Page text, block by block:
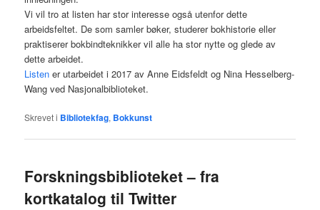
Vi vil tro at listen har stor interesse også utenfor dette
arbeidsfeltet. De som samler bøker, studerer bokhistorie eller
praktiserer bokbindteknikker vil alle ha stor nytte og glede av
dette arbeidet.
Listen er utarbeidet i 2017 av Anne Eidsfeldt og Nina Hesselberg-
Wang ved Nasjonalbiblioteket.
Skrevet i Bibliotekfag, Bokkunst
Forskningsbiblioteket – fra
kortkatalog til Twitter